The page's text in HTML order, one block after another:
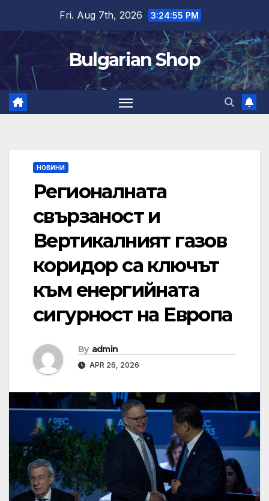
content
Fri. Aug 7th, 2026 3:24:56 PM
Bulgarian Shop
НОВИНИ
Регионалната
свързаност и
Вертикалният газов
коридор са ключът
към енергийната
сигурност на Европа
By admin
APR 26, 2026